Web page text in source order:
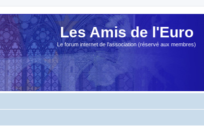
Les Amis de l'Euro
Le forum internet de l'association (réservé aux membres)